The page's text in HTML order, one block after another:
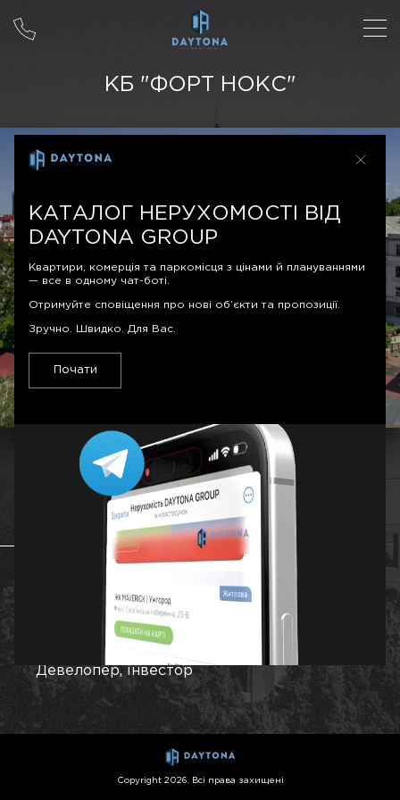
КБ "ФОРТ НОКС"
Дніпро
ЗБУДОВАНИЙ
Загальна площа
Роки будівництва
1999-2001
Девелопер, інвестор
Copyright 2026. Всі права захищені
КАТАЛОГ НЕРУХОМОСТІ ВІД
DAYTONA GROUP
Квартири, комерція та паркомісця з цінами й плануваннями
— все в одному чат-боті.
Отримуйте сповіщення про нові об’єкти та пропозиції.
Зручно. Швидко. Для Вас.
Почати